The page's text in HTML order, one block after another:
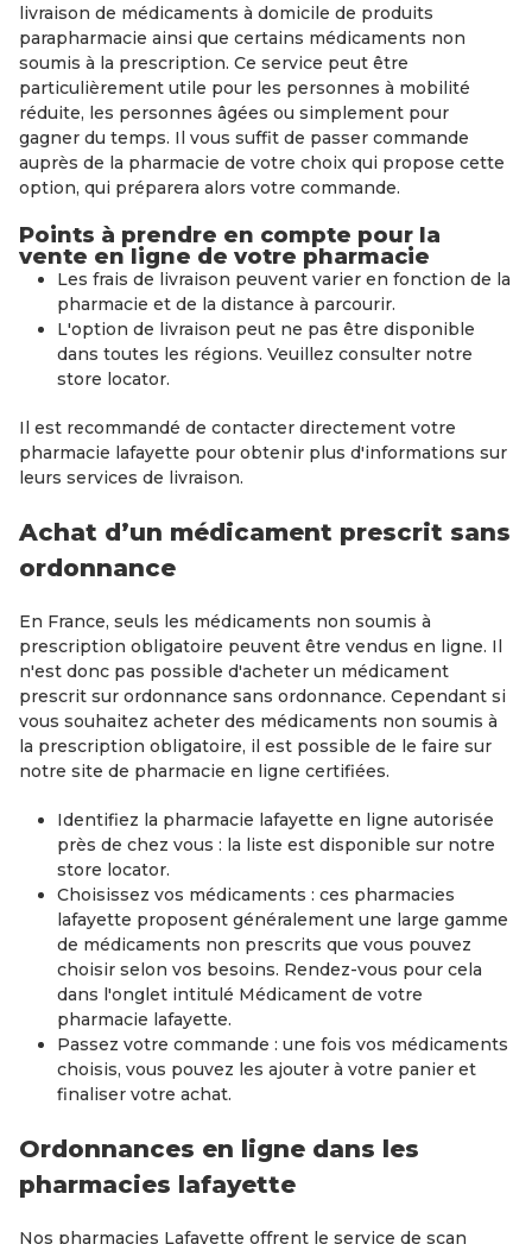
livraison de médicaments à domicile de produits
parapharmacie ainsi que certains médicaments non
soumis à la prescription. Ce service peut être
particulièrement utile pour les personnes à mobilité
réduite, les personnes âgées ou simplement pour
gagner du temps. Il vous suffit de passer commande
auprès de la pharmacie de votre choix qui propose cette
option, qui préparera alors votre commande.
Points à prendre en compte pour la
vente en ligne de votre pharmacie
Les frais de livraison peuvent varier en fonction de la
pharmacie et de la distance à parcourir.
L'option de livraison peut ne pas être disponible
dans toutes les régions. Veuillez consulter notre
store locator.
Il est recommandé de contacter directement votre
pharmacie lafayette pour obtenir plus d'informations sur
leurs services de livraison.
Achat d’un médicament prescrit sans
ordonnance
En France, seuls les médicaments non soumis à
prescription obligatoire peuvent être vendus en ligne. Il
n'est donc pas possible d'acheter un médicament
prescrit sur ordonnance sans ordonnance. Cependant si
vous souhaitez acheter des médicaments non soumis à
la prescription obligatoire, il est possible de le faire sur
notre site de pharmacie en ligne certifiées.
Identifiez la pharmacie lafayette en ligne autorisée
près de chez vous : la liste est disponible sur notre
store locator.
Choisissez vos médicaments : ces pharmacies
lafayette proposent généralement une large gamme
de médicaments non prescrits que vous pouvez
choisir selon vos besoins. Rendez-vous pour cela
dans l'onglet intitulé Médicament de votre
pharmacie lafayette.
Passez votre commande : une fois vos médicaments
choisis, vous pouvez les ajouter à votre panier et
finaliser votre achat.
Ordonnances en ligne dans les
pharmacies lafayette
Nos pharmacies Lafayette offrent le service de scan